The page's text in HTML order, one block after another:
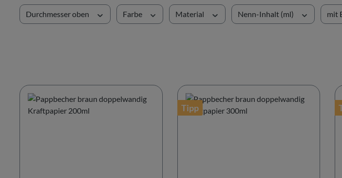
Durchmesser oben Farbe Material Nenn-Inhalt (ml) mit
Tipp